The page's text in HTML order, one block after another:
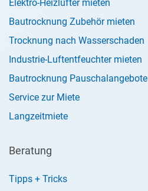
Elektro-Heizlüfter mieten
Bautrocknung Zubehör mieten
Trocknung nach Wasserschaden
Industrie-Luftentfeuchter mieten
Bautrocknung Pauschalangebote
Service zur Miete
Langzeitmiete
Beratung
Tipps + Tricks